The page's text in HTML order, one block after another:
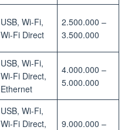
USB, Wi-Fi,
Wi-Fi Direct
2.500.000 –
3.500.000
USB, Wi-Fi,
Wi-Fi Direct,
Ethernet
4.000.000 –
5.000.000
USB, Wi-Fi,
Wi-Fi Direct,
9.000.000 –